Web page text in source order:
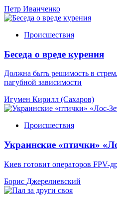
Петр Иванченко
Происшествия
Беседа о вреде курения
Должна быть решимость в
пагубной зависимости
Игумен Кирилл (Сахаров)
Происшествия
Украинские «птички»
Киев готовит операторов FPV-
Борис Джерелиевский